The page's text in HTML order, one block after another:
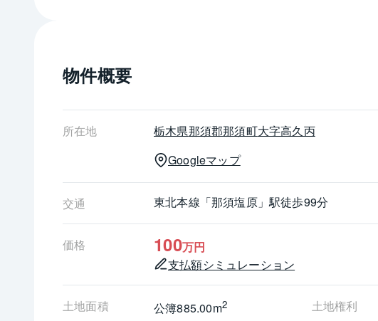
緩やかな東傾斜で陽当りもよく沢沿いに区画されでいるので、
清流の音が心地よく那須の自然を愉しむ事ができます。
物件概要
所在地 栃木県那須郡那須町大字高久丙
Googleマップ
交通 東北本線 「那須塩原」駅徒歩99分
価格 100万円
支払額シミュレーション
土地面積 公簿885.00m2 土地権利